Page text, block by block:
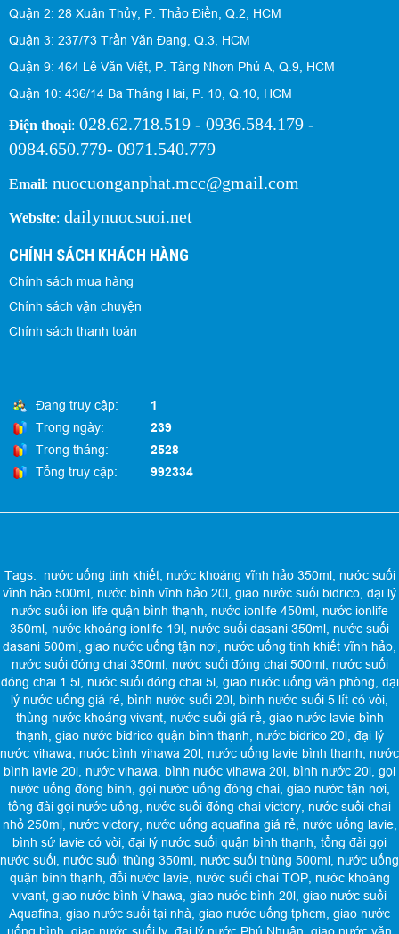
Quận 2: 28 Xuân Thủy, P. Thảo Điền, Q.2, HCM
Quận 3: 237/73 Trần Văn Đang, Q.3, HCM
Quận 9: 464 Lê Văn Việt, P. Tăng Nhơn Phú A, Q.9, HCM
Quận 10: 436/14 Ba Tháng Hai, P. 10, Q.10, HCM
Điện thoại: 028.62.718.519 - 0936.584.179 -
0984.650.779- 0971.540.779
Email: nuocuonganphat.mcc@gmail.com
Website: dailynuocsuoi.net
CHÍNH SÁCH KHÁCH HÀNG
Chính sách mua hàng
Chính sách vận chuyện
Chính sách thanh toán
Đang truy cập:
1
Trong ngày:
239
Trong tháng:
2528
Tổng truy cập:
992334
Tags: nước uống tinh khiết, nước khoáng vĩnh hảo 350ml, nước suối
vĩnh hảo 500ml, nước bình vĩnh hảo 20l, giao nước suối bidrico, đại lý
nước suối ion life quận bình thạnh, nước ionlife 450ml, nước ionlife
350ml, nước khoáng ionlife 19l, nước suối dasani 350ml, nước suối
dasani 500ml, giao nước uống tận nơi, nước uống tinh khiết vĩnh hảo,
nước suối đóng chai 350ml, nước suối đóng chai 500ml, nước suối
đóng chai 1.5l, nước suối đóng chai 5l, giao nước uống văn phòng, đại
lý nước uống giá rẻ, bình nước suối 20l, bình nước suối 5 lít có vòi,
thùng nước khoáng vivant, nước suối giá rẻ, giao nước lavie bình
thạnh, giao nước bidrico quận bình thạnh, nước bidrico 20l, đại lý
nước vihawa, nước bình vihawa 20l, nước uống lavie bình thạnh, nước
bình lavie 20l, nước vihawa, bình nước vihawa 20l, bình nước 20l, gọi
nước uống đóng bình, gọi nước uống đóng chai, giao nước tận nơi,
tổng đài gọi nước uống, nước suối đóng chai victory, nước suối chai
nhỏ 250ml, nước victory, nước uống aquafina giá rẻ, nước uống lavie,
bình sứ lavie có vòi, đại lý nước suối quận bình thạnh, tổng đài gọi
nước suối, nước suối thùng 350ml, nước suối thùng 500ml, nước uống
quận bình thạnh, đổi nước lavie, nước suối chai TOP, nước khoáng
vivant, giao nước bình Vihawa, giao nước bình 20l, giao nước suối
Aquafina, giao nước suối tại nhà, giao nước uống tphcm, giao nước